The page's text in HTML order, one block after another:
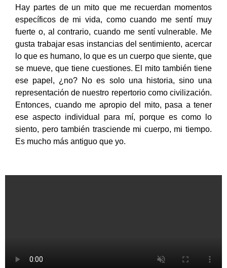
Hay partes de un mito que me recuerdan momentos
específicos de mi vida, como cuando me sentí muy
fuerte o, al contrario, cuando me sentí vulnerable. Me
gusta trabajar esas instancias del sentimiento, acercar
lo que es humano, lo que es un cuerpo que siente, que
se mueve, que tiene cuestiones. El mito también tiene
ese papel, ¿no? No es solo una historia, sino una
representación de nuestro repertorio como civilización.
Entonces, cuando me apropio del mito, pasa a tener
ese aspecto individual para mí, porque es como lo
siento, pero también trasciende mi cuerpo, mi tiempo.
Es mucho más antiguo que yo.